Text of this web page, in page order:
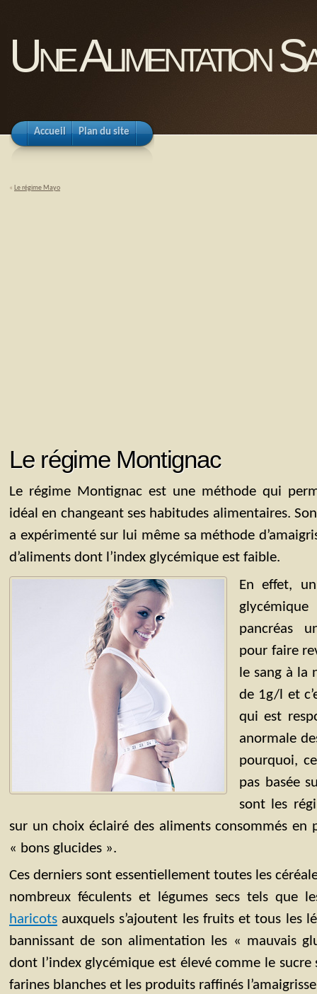
Une Alimentation
Accueil Plan du site
« Le régime Mayo
Le régime Montignac
Le régime Montignac est une méthode qui
idéal en changeant ses habitudes alimentaires.
a expérimenté sur lui même sa méthode
d’aliments dont l’index glycémique est faible.
En effet,
pancréas
pour faire
le sang à la
de 1g/l et
qui est
anormale
pourquoi,
pas basée
sont les
sur un choix éclairé des aliments consommés en
« bons glucides ».
Ces derniers sont essentiellement toutes les
nombreux féculents et légumes secs tels que
haricots auxquels s’ajoutent les fruits et tous les
bannissant de son alimentation les « mauvais
dont l’index glycémique est élevé comme le sucre
farines blanches et les produits raffinés